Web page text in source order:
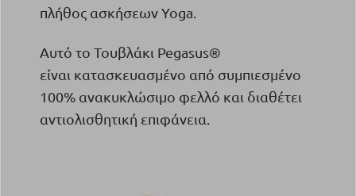
πλήθος ασκήσεων Yoga
Αυτό το Τουβλάκι Pegasus®
είναι κατασκευασμένο από συμπιεσμένο
100% ανακυκλώσιμο φελλό και διαθέτει
αντιολισθητική επιφάνεια.